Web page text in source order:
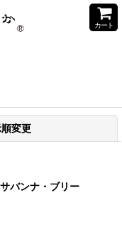
カート
変更
バンナ・ブリー